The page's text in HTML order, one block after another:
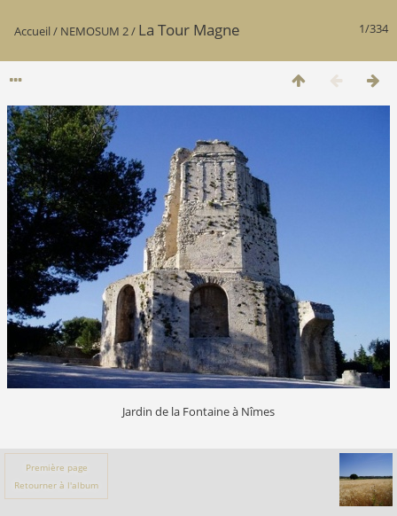
1/334
Accueil/ NEMOSUM 2/ La Tour Magne
Jardin de la Fontaine à Nîmes
Première page
Retourner à l'album